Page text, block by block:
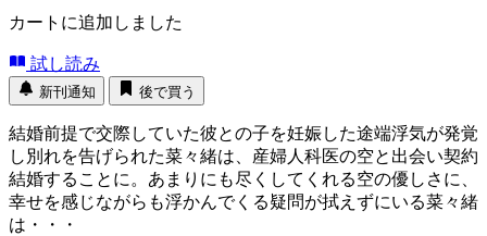
カートに追加しました
試し読み
新刊通知 後で買う
結婚前提で交際していた彼との子を妊娠した途端浮気が発覚
し別れを告げられた菜々緒は、産婦人科医の空と出会い契約
結婚することに。あまりにも尽くしてくれる空の優しさに、
幸せを感じながらも浮かんでくる疑問が拭えずにいる菜々緒
は・・・